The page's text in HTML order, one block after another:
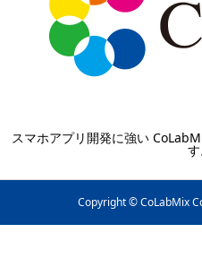
スマホアプリ開発に強い
す
Copyright © CoLabMix